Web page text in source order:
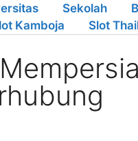
Sekolah
Kamboja Slot